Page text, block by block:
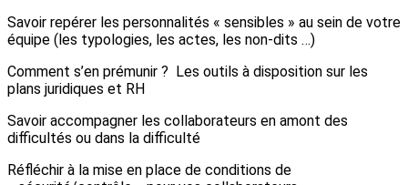
Savoir repérer les personnalités « sensibles » au sein de votre
équipe (les typologies, les actes, les non-dits …)
Comment s’en prémunir ? Les outils à disposition sur les
plans juridiques et RH
Savoir accompagner les collaborateurs en amont des
difficultés ou dans la difficulté
Réfléchir à la mise en place de conditions de